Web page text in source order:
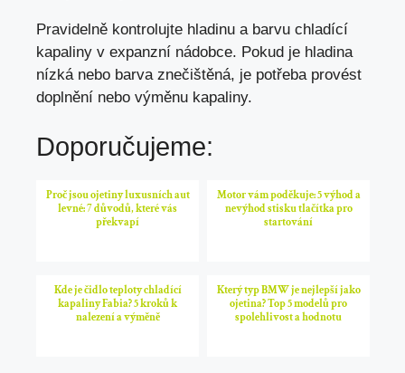
Pravidelně kontrolujte hladinu a barvu chladící
kapaliny v expanzní nádobce. Pokud je hladina
nízká nebo barva znečištěná, je potřeba provést
doplnění nebo výměnu kapaliny.
Doporučujeme:
Proč jsou ojetiny luxusních aut
levné: 7 důvodů, které vás
překvapí
Motor vám poděkuje: 5 výhod a
nevýhod stisku tlačítka pro
startování
Kde je čidlo teploty chladící
kapaliny Fabia? 5 kroků k
nalezení a výměně
Který typ BMW je nejlepší jako
ojetina? Top 5 modelů pro
spolehlivost a hodnotu